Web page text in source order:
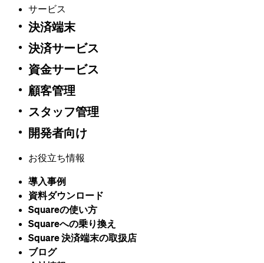
サービス
決済端末
決済サービス
資金サービス
顧客管理
スタッフ管理
開発者向け
お役立ち情報
導入事例
資料ダウンロード
Squareの​使い方
Squareへの乗り換え
Square 決済端末の​取扱店
ブログ